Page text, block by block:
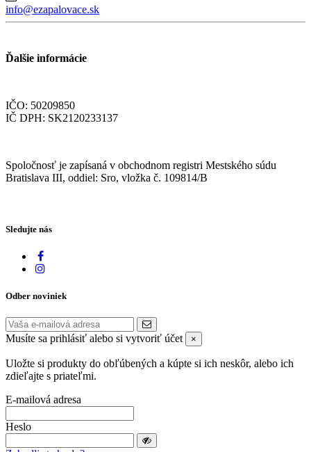
info@ezapalovace.sk
Ďalšie informácie
IČO: 50209850
IČ DPH: SK2120233137
Spoločnosť je zapísaná v obchodnom registri Mestského súdu
Bratislava III, oddiel: Sro, vložka č. 109814/B
Sledujte nás
Odber noviniek
Musíte sa prihlásiť alebo si vytvoriť účet ×
Uložte si produkty do obľúbených a kúpte si ich neskôr, alebo ich
zdieľajte s priateľmi.
E-mailová adresa
Heslo